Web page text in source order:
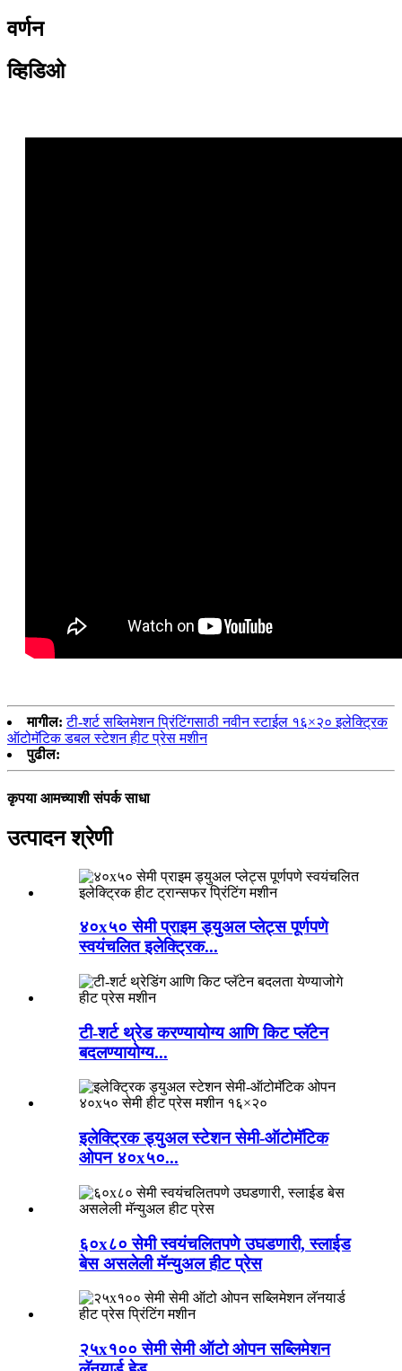
वर्णन
व्हिडिओ
मागील: टी-शर्ट सब्लिमेशन प्रिंटिंगसाठी नवीन स्टाईल १६×२० इलेक्ट्रिक
ऑटोमॅटिक डबल स्टेशन हीट प्रेस मशीन
पुढील:
कृपया आमच्याशी संपर्क साधा
उत्पादन श्रेणी
४०x५० सेमी प्राइम ड्युअल प्लेट्स पूर्णपणे
स्वयंचलित इलेक्ट्रिक...
टी-शर्ट थ्रेड करण्यायोग्य आणि किट प्लॅटेन
बदलण्यायोग्य...
इलेक्ट्रिक ड्युअल स्टेशन सेमी-ऑटोमॅटिक
ओपन ४०x५०...
६०x८० सेमी स्वयंचलितपणे उघडणारी, स्लाईड
बेस असलेली मॅन्युअल हीट प्रेस
२५x१०० सेमी सेमी ऑटो ओपन सब्लिमेशन